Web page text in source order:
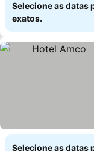
Selecione as datas
exatos.
Selecione as datas